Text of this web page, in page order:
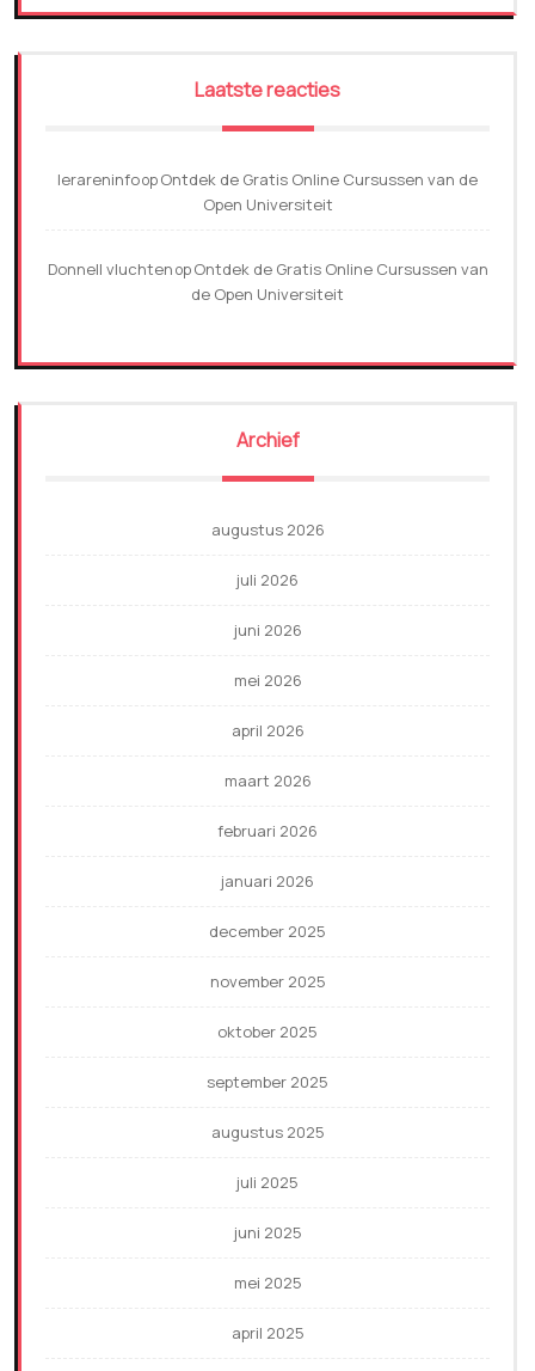
Laatste reacties
lerareninfoopOntdek de Gratis Online Cursussen van de
Open Universiteit
Donnell vluchtenopOntdek de Gratis Online Cursussen van
de Open Universiteit
Archief
augustus 2026
juli 2026
juni 2026
mei 2026
april 2026
maart 2026
februari 2026
januari 2026
december 2025
november 2025
oktober 2025
september 2025
augustus 2025
juli 2025
juni 2025
mei 2025
april 2025